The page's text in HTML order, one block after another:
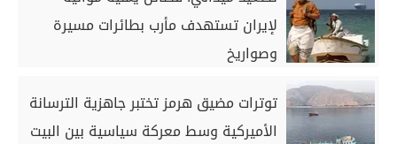
لإيران تستهدف مأرب بطائرات مسيرة
وصواريخ
توترات مضيق هرمز تختبر جاهزية الترسانة
الأميركية وسط معركة سياسية بين البيت